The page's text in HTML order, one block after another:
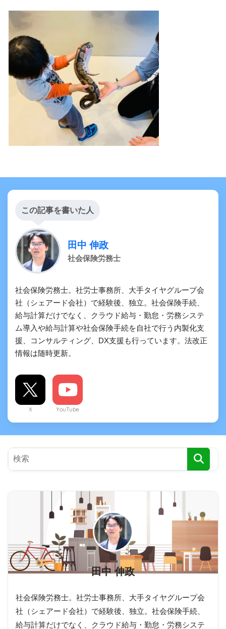
この記事を書いた人
田中 伸政
社会保険労務士
社会保険労務士。社労士事務所、大手タイヤグループ会
社（シェアード会社）で経験後、独立。社会保険手続、
給与計算だけでなく、クラウド給与・勤怠・労務システ
ム導入や給与計算や社会保険手続を自社で行う内製化支
援、コンサルティング、DX支援も行っています。法改正
情報は随時更新。
X YouTube
田中 伸政
社会保険労務士。社労士事務所、大手タイヤグループ会
社（シェアード会社）で経験後、独立。社会保険手続、
給与計算だけでなく、クラウド給与・勤怠・労務システ